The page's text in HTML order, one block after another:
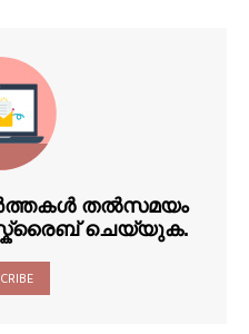
തൽസമയം
ചെയ്യുക.